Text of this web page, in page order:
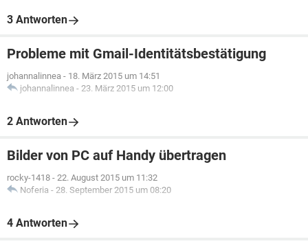
3 Antworten
Probleme mit Gmail-Identitätsbestätigung
johannalinnea - 18. März 2015 um 14:51
johannalinnea - 23. März 2015 um 12:00
2 Antworten
Bilder von PC auf Handy übertragen
rocky-1418 - 22. August 2015 um 11:32
Noferia - 28. September 2015 um 08:20
4 Antworten